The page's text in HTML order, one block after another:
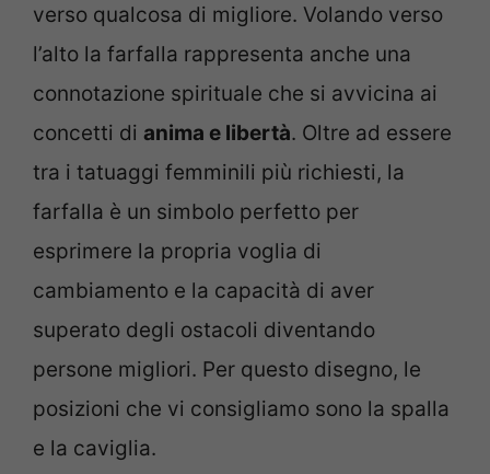
verso qualcosa di migliore. Volando verso
l’alto la farfalla rappresenta anche una
connotazione spirituale che si avvicina ai
concetti di anima e libertà. Oltre ad essere
tra i tatuaggi femminili più richiesti, la
farfalla è un simbolo perfetto per
esprimere la propria voglia di
cambiamento e la capacità di aver
superato degli ostacoli diventando
persone migliori. Per questo disegno, le
posizioni che vi consigliamo sono la spalla
e la caviglia.